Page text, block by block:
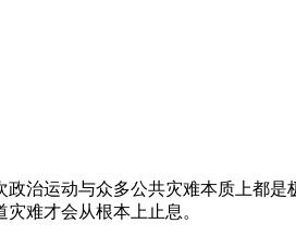
治运动与众多公共灾难本质上都
难才会从根本上止息。